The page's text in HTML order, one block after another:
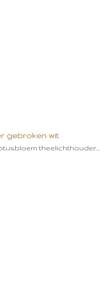
gebroken wit
theelichthouder…